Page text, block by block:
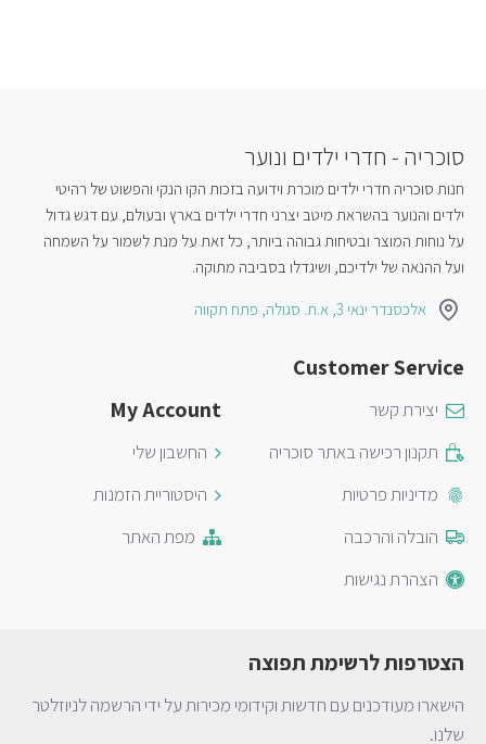
סוכריה - חדרי ילדים ונוער
חנות סוכריה חדרי ילדים מוכרת וידועה בזכות הקו הנקי והפשוט של רהיטי
ילדים והנוער בהשראת מיטב יצרני חדרי ילדים בארץ ובעולם, עם דגש גדול
על נוחות המוצר ובטיחות גבוהה ביותר, כל זאת על מנת לשמור על השמחה
ועל ההנאה של ילדיכם, ושיגדלו בסביבה מתוקה.
אלכסנדר ינאי 3, א.ת. סגולה, פתח תקווה
Customer Service
יצירת קשר
תקנון רכישה באתר סוכריה
מדיניות פרטיות
הובלה והרכבה
הצהרת נגישות
My Account
החשבון שלי
היסטוריית הזמנות
מפת האתר
הצטרפות לרשימת תפוצה
הישארו מעודכנים עם חדשות וקידומי מכירות על ידי הרשמה לניוזלטר
שלנו.